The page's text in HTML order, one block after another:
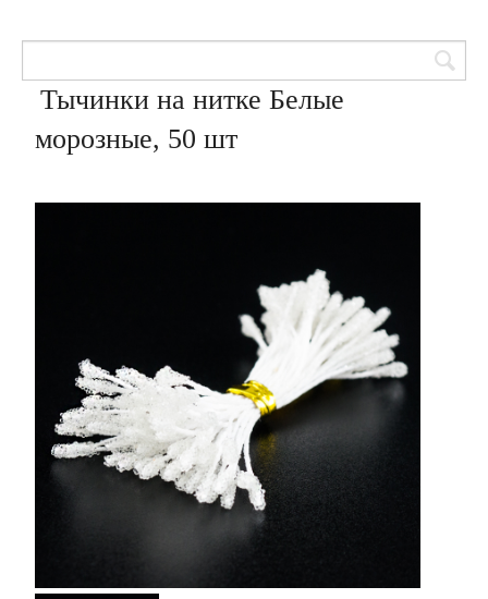
Тычинки на нитке Белые
морозные, 50 шт